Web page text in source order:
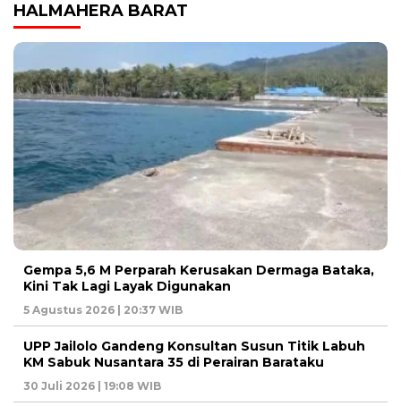
HALMAHERA BARAT
Gempa 5,6 M Perparah Kerusakan Dermaga Bataka,
Kini Tak Lagi Layak Digunakan
5 Agustus 2026 | 20:37 WIB
UPP Jailolo Gandeng Konsultan Susun Titik Labuh
KM Sabuk Nusantara 35 di Perairan Barataku
30 Juli 2026 | 19:08 WIB